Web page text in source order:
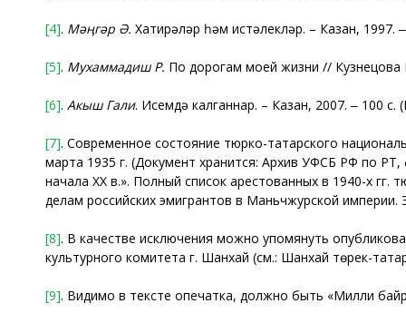
[4]. Мәңгәр Ә. Хатирәләр һәм истәлекләр. – Казан, 1997.
[5]. Мухаммадиш Р. По дорогам моей жизни // Кузнецова
[6]. Акыш Гали. Исемдә калганнар. – Казан, 2007. ‒ 100 с.
[7]. Современное состояние тюрко-татарского
марта 1935 г. (Документ хранится: Архив УФСБ РФ по
начала ХХ в.». Полный список арестованных в 1940-х
делам российских эмигрантов в Маньчжурской
[8]. В качестве исключения можно упомянуть
культурного комитета г. Шанхай (см.: Шанхай төрек-
[9]. Видимо в тексте опечатка, должно быть «Милли